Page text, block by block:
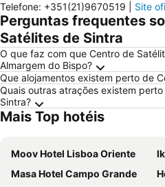
Telefone: +351(21)9670519 Site
Perguntas frequentes
Satélites de Sintra
O que faz com que Centro de
Almargem do Bispo?
Que alojamentos existem perto de
Quais outras atrações existem
Sintra?
Mais Top hotéis
Moov Hotel Lisboa Oriente
Masa Hotel Campo Grande